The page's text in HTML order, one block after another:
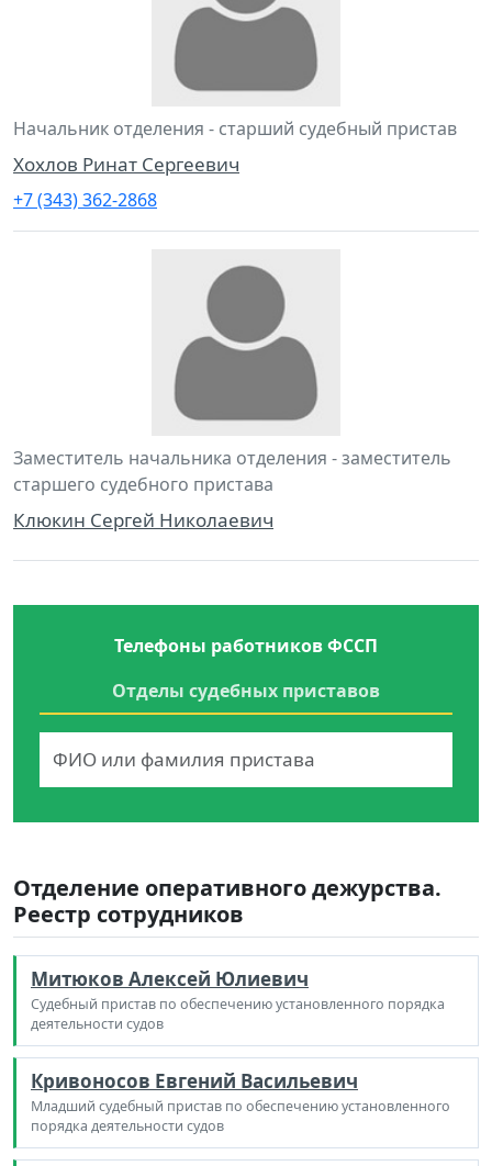
Начальник отделения - старший судебный пристав
Хохлов Ринат Сергеевич
+7 (343) 362-2868
Заместитель начальника отделения - заместитель
старшего судебного пристава
Клюкин Сергей Николаевич
Телефоны работников ФССП
Отделы судебных приставов
Отделение оперативного дежурства.
Реестр сотрудников
Митюков Алексей Юлиевич
Судебный пристав по обеспечению установленного порядка
деятельности судов
Кривоносов Евгений Васильевич
Младший судебный пристав по обеспечению установленного
порядка деятельности судов